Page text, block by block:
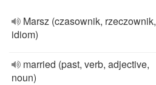
Marsz (czasownik, rzeczownik,
idiom)
married (past, verb, adjective,
noun)